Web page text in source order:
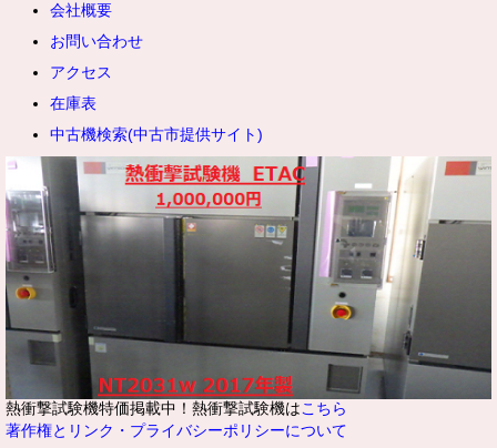
会社概要
お問い合わせ
アクセス
在庫表
中古機検索(中古市提供サイト)
熱衝撃試験機特価掲載中！熱衝撃試験機はこちら
著作権とリンク・プライバシーポリシーについて